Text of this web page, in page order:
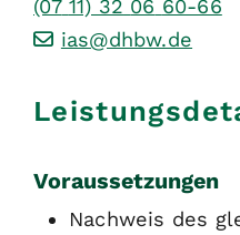
(07 11) 32 06 60-66
ias@dhbw.de
Voraussetzungen
Nachweis des